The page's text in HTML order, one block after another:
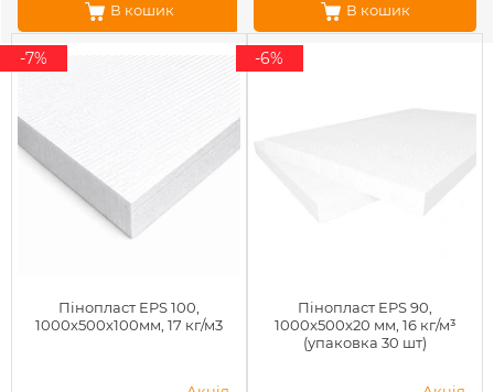
В кошик В кошик
Пінопласт EPS 100,
1000х500х100мм, 17 кг/м3
-7%
Пінопласт EPS 90,
1000x500x20 мм, 16 кг/м³
(упаковка 30 шт)
-6%